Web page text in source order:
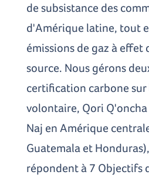
de subsistance des
d'Amérique latine, tout
émissions de gaz à effet
source. Nous gérons
certification carbone sur
volontaire, Qori Q'oncha
Naj en Amérique
Guatemala et
répondent à 7 Objectifs